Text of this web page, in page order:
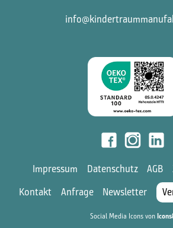
Impressum Datenschutz AGB
Kontakt
Anfrage Newsletter
Social Media Icons von